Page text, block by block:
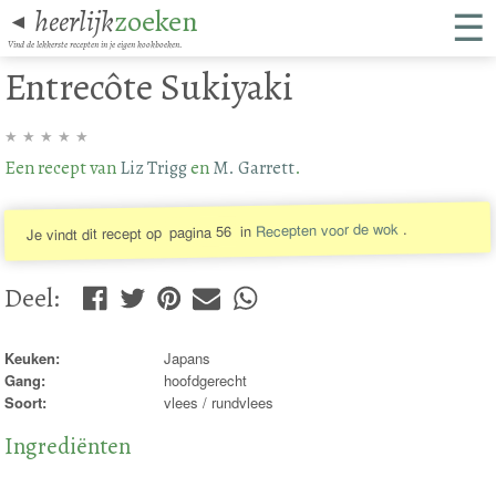
◄ heerlijkzoeken
Vind de lekkerste recepten in je eigen kookboeken. ☰
Entrecôte Sukiyaki
★ ★ ★ ★ ★
Een recept vanLiz TriggenM. Garrett.
Je vindt dit recept op pagina 56 in Recepten voor de wok .
Deel:
Keuken:
Japans
Gang:
hoofdgerecht
Soort:
vlees / rundvlees
Ingrediënten